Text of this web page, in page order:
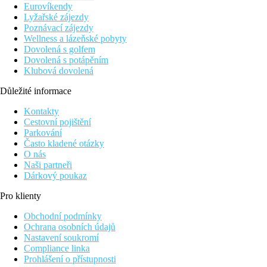
Dvoulůžkový pokoj, Deluxe:
Zábava
2x týdně tématické večeře na pláži (v návaznosti na počasí)
Stravování
Polopenze
All inclusive
snídaně, obědy, večeře formou bufetu
odpolední snack (16:00 - 17:00)
vybrané alkoholické a nealkoholické nápoje (10:30 - 22:30)
Pláž
Písečná pláž přímo u hotelu.
Lehátka a slunečníky zdarma.
Sportovní nabídka
Za poplatek
Děti
Dětský bazén
Web
Eurovíkendy
Lyžařské zájezdy
Poznávací zájezdy
Wellness a lázeňské pobyty
Dovolená s golfem
Dovolená s potápěním
Klubová dovolená
Důležité informace
Kontakty
Cestovní pojištění
Parkování
Často kladené otázky
O nás
Naši partneři
Dárkový poukaz
Pro klienty
Obchodní podmínky
Ochrana osobních údajů
Nastavení soukromí
Compliance linka
Prohlášení o přístupnosti